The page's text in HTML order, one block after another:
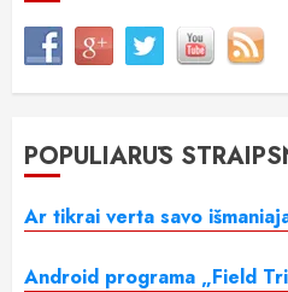
POPULIARŪS
Ar tikrai verta savo
Android programa „Field